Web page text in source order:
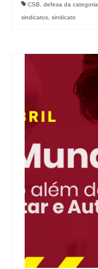
CSB defesa da categoria
sindicatos sindicato